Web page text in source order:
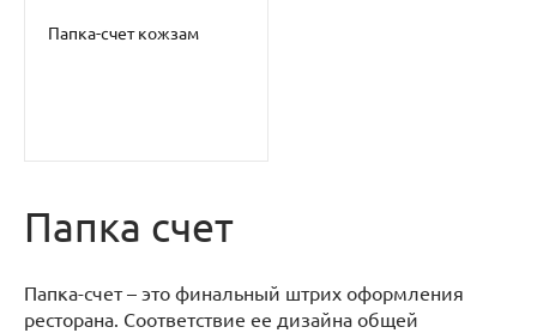
Папка-счет кожзам
Папка счет
Папка-счет – это финальный штрих оформления
ресторана. Соответствие ее дизайна общей